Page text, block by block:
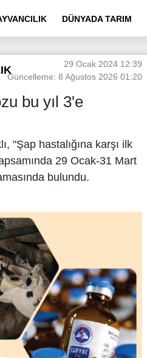
DÜNYADA TARIM
29 Ocak 2024 12:39
Güncelleme: 8 Ağustos 2026 01:20
bu yıl 3'e
"Şap hastalığına karşı ilk
29 Ocak-31 Mart
bulundu.